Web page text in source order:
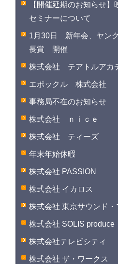
【開催延期のお知らせ
セミナーについて
1月30日 新年会、ヤン
長賞 開催
株式会社 テアトルアカ
エポックル 株式会社
事務局不在のお知らせ
株式会社 ｎｉｃｅ
株式会社 ティーズ
年末年始休暇
株式会社 PASSION
株式会社 イカロス
株式会社 東京サウンド
株式会社 SOLIS produce
株式会社テレビシティ
株式会社 ザ・ワークス